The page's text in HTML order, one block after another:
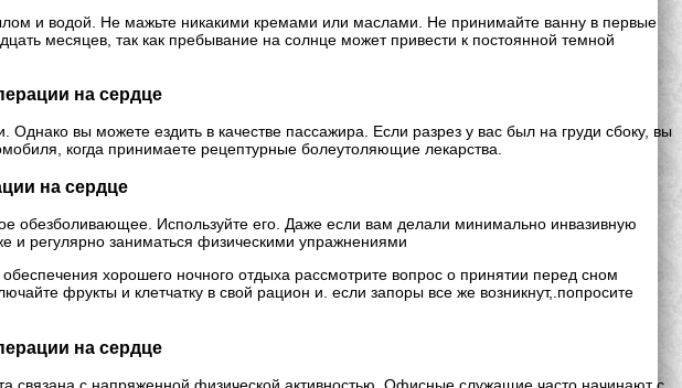
и водой. Не мажьте никакими кремами или маслами. Не принимайте ванну в первые
месяцев, так как пребывание на солнце может привести к постоянной темной
на сердце
вы можете ездить в качестве пассажира. Если разрез у вас был на груди сбоку, вы
когда принимаете рецептурные болеутоляющие лекарства.
на сердце
обезболивающее. Используйте его. Даже если вам делали минимально инвазивную
и регулярно заниматься физическими упражнениями
хорошего ночного отдыха рассмотрите вопрос о принятии перед сном
фрукты и клетчатку в свой рацион и. если запоры все же возникнут,.попросите
на сердце